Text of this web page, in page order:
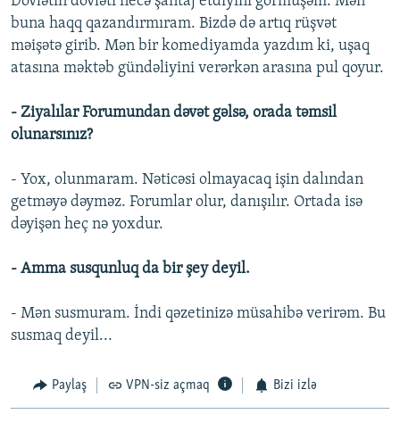
buna haqq qazandırmıram. Bizdə də artıq rüşvət
məişətə girib. Mən bir komediyamda yazdım ki, uşaq
atasına məktəb gündəliyini verərkən arasına pul qoyur.
- Ziyalılar Forumundan dəvət gəlsə, orada təmsil
olunarsınız?
- Yox, olunmaram. Nəticəsi olmayacaq işin dalından
getməyə dəyməz. Forumlar olur, danışılır. Ortada isə
dəyişən heç nə yoxdur.
- Amma susqunluq da bir şey deyil.
- Mən susmuram. İndi qəzetinizə müsahibə verirəm. Bu
susmaq deyil...
Paylaş VPN-siz açmaq Bizi izlə